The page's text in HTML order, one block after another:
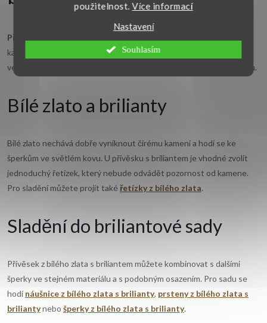
použitelnost.Více informací
Nastavení
Souhlasím
a
c
p
v
k
v
p
i
Přívěsky z bílého zlata s brilianty
kamenem, který je na šperku hlavním detailem. Při výběru sledujte
velikost přívěsku, způsob osazení briliantu, tvar šperku a sílu řetízku.
Bílé zlato a brilianty
Bílé zlato nechává dobře vyniknout čirému kameni a hodí se ke
šperkům ve světlém kovu. U přívěsku s briliantem je vhodné zvolit
jednoduchý řetízek, který nebude odvádět pozornost od kamene.
Pro sladění můžete projít také řetízky z bílého zlata.
Sladění do briliantové sady
Přívěsek z bílého zlata s briliantem můžete kombinovat s dalšími
šperky ve stejném materiálu a s podobným osazením. Pro sadu se
hodí náušnice z bílého zlata s brilianty, prsteny z bílého zlata s
briliantynebo šperky z bílého zlata s brilianty.